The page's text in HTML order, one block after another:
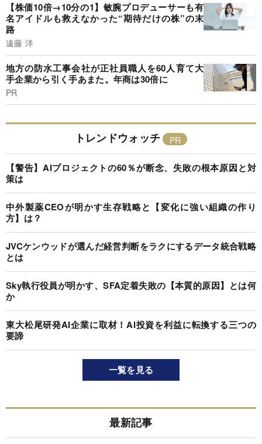
【株価10倍→10分の1】敏腕プロデューサーも有
名アイドルも救えなかった“期待だけの株”の末
路
遠藤 洋
地方の防水工事会社が正社員職人を60人育て大
手企業から引く手あまた。年商は30倍に
PR
トレンドウォッチ
【警告】AIプロジェクトの60％が断念、失敗の根本原因と対
策は
中外製薬CEOが明かす生存戦略と【変化に強い組織の作り
方】は？
JVCケンウッドが選んだ経営判断をラクにするデータ統合戦略
とは
Sky執行役員が明かす、SFA定着失敗の【本質的原因】とは何
か
東大松尾研発AI企業に取材！AI投資を利益に転換する三つの
要諦
一覧を見る
最新記事